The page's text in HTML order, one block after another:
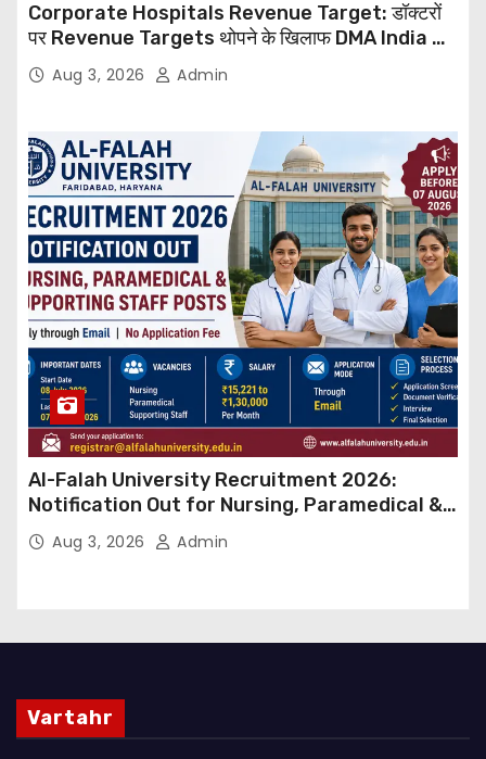
Corporate Hospitals Revenue Target: डॉक्टरों
पर Revenue Targets थोपने के खिलाफ DMA India का
बड़ा कदम, NHRC से Suo Motu जांच की मांग
Aug 3, 2026 Admin
Al-Falah University Recruitment 2026:
Notification Out for Nursing, Paramedical &
Supporting Staff Posts, Apply Through Email
Aug 3, 2026 Admin
Vartahr